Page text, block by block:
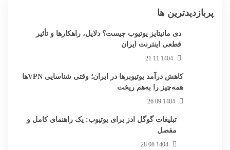
پربازدیدترین ها
دی مانیتایز یوتیوب چیست؟ دلایل، راهکارها و تأثیر
قطعی اینترنت ایران
1404 11 21
کاهش درآمد یوتیوبرها در ایران؛ وقتی شناسایی VPNها
همه‌چیز را به‌هم ریخت
1404 09 26
تبلیغات گوگل ادز برای یوتیوب: یک راهنمای کامل و
مفصل
1404 08 28